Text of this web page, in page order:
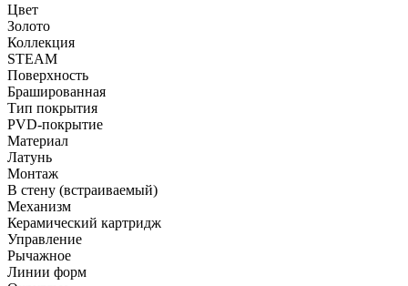
Цвет
Золото
Коллекция
STEAM
Поверхность
Брашированная
Тип покрытия
PVD-покрытие
Материал
Латунь
Монтаж
В стену (встраиваемый)
Механизм
Керамический картридж
Управление
Рычажное
Линии форм